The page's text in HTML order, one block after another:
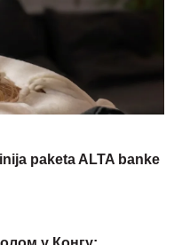
paketa ALTA banke